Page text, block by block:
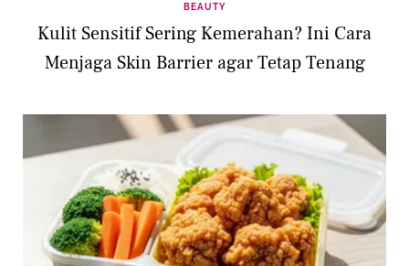
BEAUTY
Kulit Sensitif Sering Kemerahan? Ini Cara
Menjaga Skin Barrier agar Tetap Tenang